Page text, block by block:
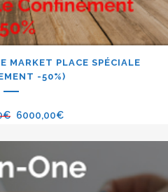
MARKET PLACE SPÉCIALE
-50%)
€ 6000,00€